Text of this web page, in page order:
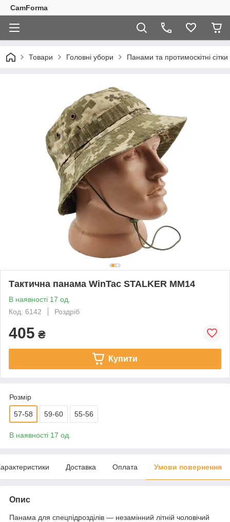
CamForma
Товари Головні убори Панами та протимоскітні сітки
Тактична панама WinTac STALKER ММ14
В наявності 17 од.
Код: 6142
Роздріб
405 ₴
Купити
Розмір
57-58 59-60 55-56
В наявності 17 од.
Доставка Оплата Умови повернення
Опис
Панама для спецпідрозділів — незамінний літній чоловічий